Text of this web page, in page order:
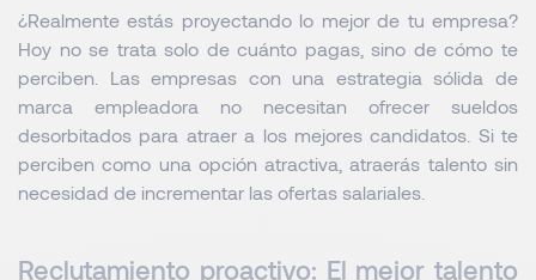
¿Realmente estás proyectando lo mejor de tu empresa?
Hoy no se trata solo de cuánto pagas, sino de cómo te
perciben. Las empresas con una estrategia sólida de
marca empleadora no necesitan ofrecer sueldos
desorbitados para atraer a los mejores candidatos. Si te
perciben como una opción atractiva, atraerás talento sin
necesidad de incrementar las ofertas salariales.
Reclutamiento proactivo: El mejor talento